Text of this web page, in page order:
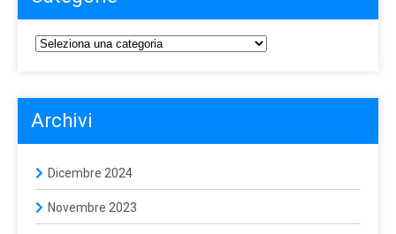
Archivi
Dicembre 2024
Novembre 2023